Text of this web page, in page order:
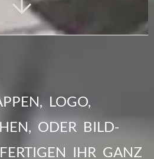
Mosaik
gestalten
Bild-Mosaik
LOGO,
ODER BILD-
IHR GANZ